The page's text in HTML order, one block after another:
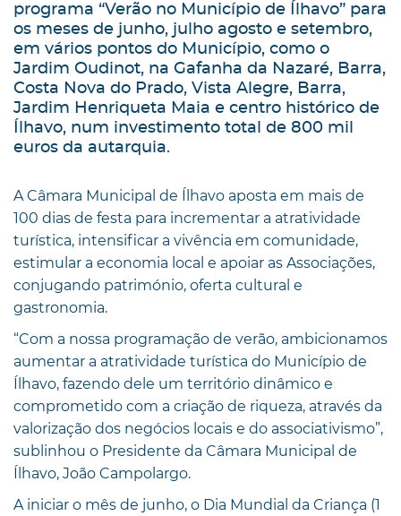
programa “Verão no Município de Ílhavo” para
os meses de junho, julho agosto e setembro,
em vários pontos do Município, como o
Jardim Oudinot, na Gafanha da Nazaré, Barra,
Costa Nova do Prado, Vista Alegre, Barra,
Jardim Henriqueta Maia e centro histórico de
Ílhavo, num investimento total de 800 mil
euros da autarquia.
A Câmara Municipal de Ílhavo aposta em mais de
100 dias de festa para incrementar a atratividade
turística, intensificar a vivência em comunidade,
estimular a economia local e apoiar as Associações,
conjugando património, oferta cultural e
gastronomia.
“Com a nossa programação de verão, ambicionamos
aumentar a atratividade turística do Município de
Ílhavo, fazendo dele um território dinâmico e
comprometido com a criação de riqueza, através da
valorização dos negócios locais e do associativismo”,
sublinhou o Presidente da Câmara Municipal de
Ílhavo, João Campolargo.
A iniciar o mês de junho, o Dia Mundial da Criança (1